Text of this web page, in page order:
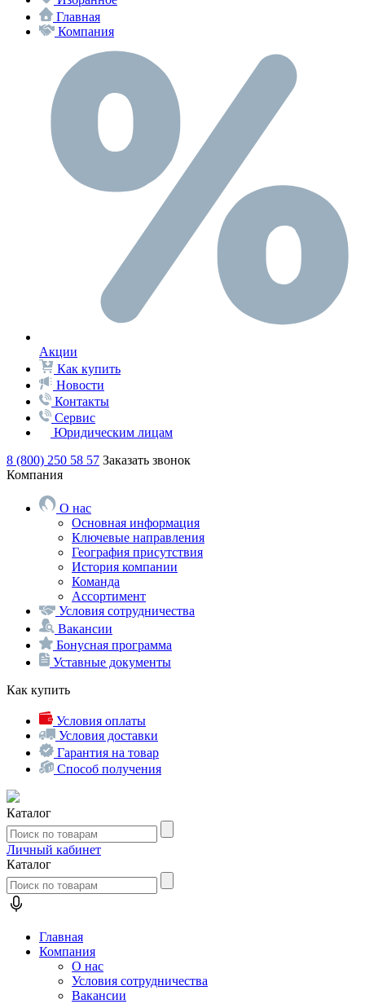
Главная
Компания
Акции
Как купить
Новости
Контакты
Сервис
Юридическим лицам
8 (800) 250 58 57 Заказать звонок
Компания
О нас
Основная информация
Ключевые направления
География присутствия
История компании
Команда
Ассортимент
Условия сотрудничества
Вакансии
Бонусная программа
Уставные документы
Как купить
Условия оплаты
Условия доставки
Гарантия на товар
Способ получения
Каталог
Личный кабинет
Каталог
Главная
Компания
О нас
Условия сотрудничества
Вакансии